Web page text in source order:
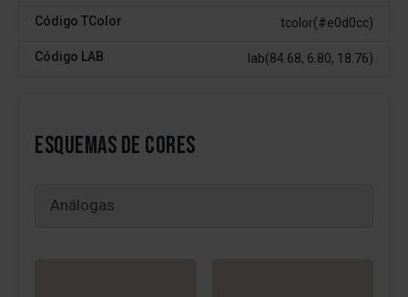
Código TColor tcolor(#e0d0cc)
Código LAB lab(84.68, 6.80, 18.76)
ESQUEMAS DE CORES